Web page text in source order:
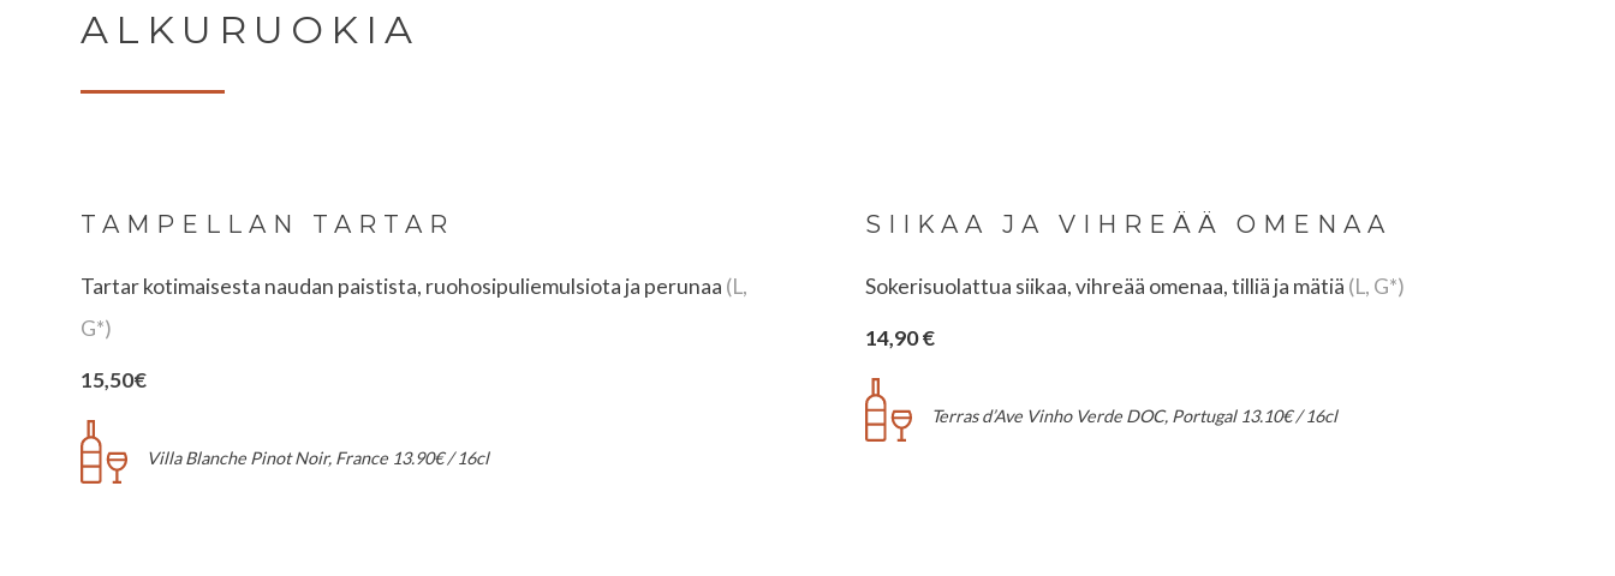
ALKURUOKIA
TAMPELLAN TARTAR
Tartar kotimaisesta naudan paistista, ruohosipuliemulsiota ja perunaa (L,
G*)
15,50€
Villa Blanche Pinot Noir, France 13.90€ / 16cl
SIIKAA JA VIHREÄÄ OMENAA
Sokerisuolattua siikaa, vihreää omenaa, tilliä ja mätiä (L, G*)
14,90 €
Terras d’Ave Vinho Verde DOC, Portugal 13.10€ / 16cl